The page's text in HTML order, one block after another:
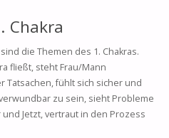
Chakra
die Themen des 1. Chakras.
fließt, steht Frau/Mann
Tatsachen, fühlt sich sicher und
zu sein, sieht Probleme
Jetzt, vertraut in den Prozess